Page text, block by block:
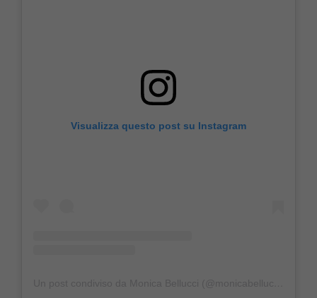
Visualizza questo post su Instagram